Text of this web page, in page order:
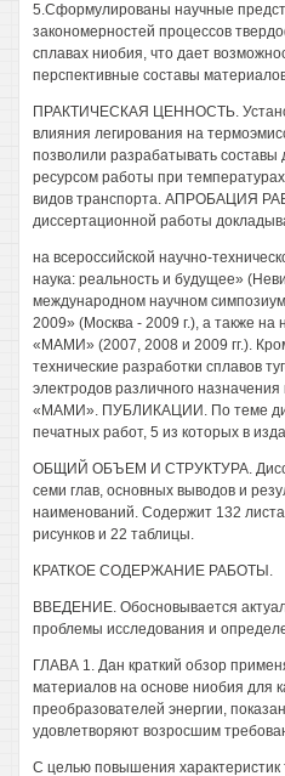
5.Сформулированы научные
закономерностей процессов
сплавах ниобия, что дает
перспективные составы
ПРАКТИЧЕСКАЯ ЦЕННОСТЬ.
влияния легирования на
позволили разрабатывать
ресурсом работы при
видов транспорта. АПРОБАЦИЯ
диссертационной работы
на всероссийской научно-
наука: реальность и будущее»
международном научном
2009» (Москва - 2009 г.), а также
«МАМИ» (2007, 2008 и 2009 гг.).
технические разработки сплавов
электродов различного
«МАМИ». ПУБЛИКАЦИИ. По теме
печатных работ, 5 из которых в
ОБЩИЙ ОБЪЕМ И СТРУКТУРА.
семи глав, основных выводов и
наименований. Содержит 132
рисунков и 22 таблицы.
КРАТКОЕ СОДЕРЖАНИЕ РАБОТЫ.
ВВЕДЕНИЕ. Обосновывается
проблемы исследования и
ГЛАВА 1. Дан краткий обзор
материалов на основе ниобия для
преобразователей энергии,
удовлетворяют возросшим
С целью повышения